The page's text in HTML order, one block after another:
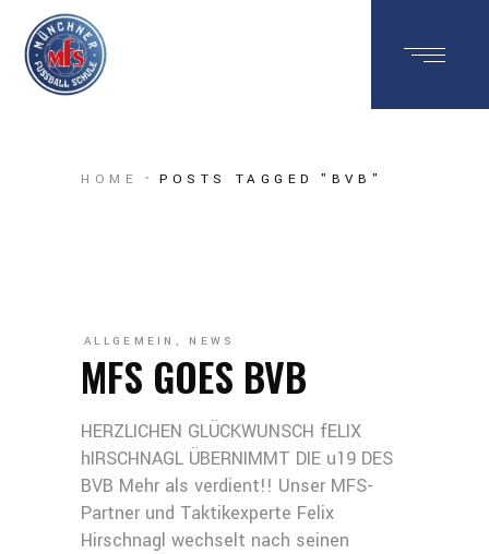
HOME POSTS TAGGED "BVB"
ALLGEMEIN , NEWS
MFS GOES BVB
HERZLICHEN GLÜCKWUNSCH fELIX
hIRSCHNAGL ÜBERNIMMT DIE u19 DES
BVB Mehr als verdient!! Unser MFS-
Partner und Taktikexperte Felix
Hirschnagl wechselt nach seinen